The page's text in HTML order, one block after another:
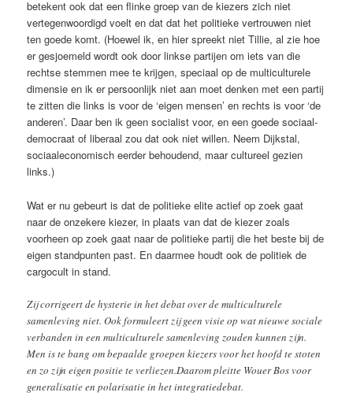
betekent ook dat een flinke groep van de kiezers zich niet
vertegenwoordigd voelt en dat dat het politieke vertrouwen niet
ten goede komt. (Hoewel ik, en hier spreekt niet Tillie, al zie hoe
er gesjoemeld wordt ook door linkse partijen om iets van die
rechtse stemmen mee te krijgen, speciaal op de multiculturele
dimensie en ik er persoonlijk niet aan moet denken met een partij
te zitten die links is voor de ‘eigen mensen’ en rechts is voor ‘de
anderen’. Daar ben ik geen socialist voor, en een goede sociaal-
democraat of liberaal zou dat ook niet willen. Neem Dijkstal,
sociaaleconomisch eerder behoudend, maar cultureel gezien
links.)
Wat er nu gebeurt is dat de politieke elite actief op zoek gaat
naar de onzekere kiezer, in plaats van dat de kiezer zoals
voorheen op zoek gaat naar de politieke partij die het beste bij de
eigen standpunten past. En daarmee houdt ook de politiek de
cargocult in stand.
Zij corrigeert de hysterie in het debat over de multiculturele
samenleving niet. Ook formuleert zij geen visie op wat nieuwe sociale
verbanden in een multiculturele samenleving zouden kunnen zijn.
Men is te bang om bepaalde groepen kiezers voor het hoofd te stoten
en zo zijn eigen positie te verliezen.Daarom pleitte Wouer Bos voor
generalisatie en polarisatie in het integratiedebat.